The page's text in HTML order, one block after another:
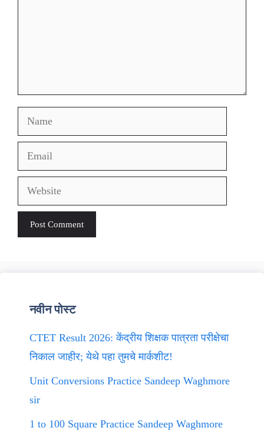
Name
Email
Website
नवीन पोस्ट
CTET Result 2026: केंद्रीय शिक्षक पात्रता परीक्षेचा
निकाल जाहीर; येथे पहा तुमचे मार्कशीट!
Unit Conversions Practice Sandeep Waghmore
sir
1 to 100 Square Practice Sandeep Waghmore